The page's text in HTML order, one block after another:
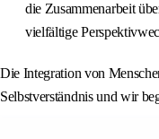
die Zusammenarbeit
vielfältige
Die Integration von
Selbstverständnis und wir